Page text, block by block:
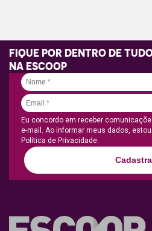
FIQUE POR DENTRO DE
NA ESCOOP
Eu concordo em receber
e-mail. Ao informar meus dados,
Política de Privacidade.